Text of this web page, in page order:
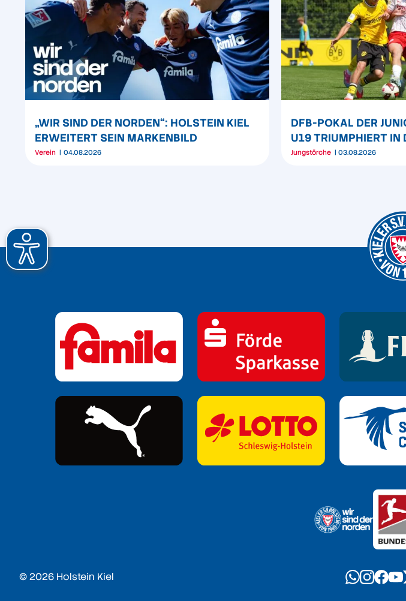
„WIR SIND DER NORDEN“: HOLSTEIN KIEL
ERWEITERT SEIN MARKENBILD
Verein 04.08.2026
DFB-POKAL DER
U19 TRIUMPHIERT IN
Jungstörche 03.08.2026
© 2026 Holstein Kiel